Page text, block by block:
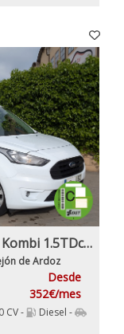
Ford Transit Connect Kombi 1.5TDci 100Cv Trend 230 L2 (M1)
de Ardoz
Desde
352€/mes
CV -
Diesel -